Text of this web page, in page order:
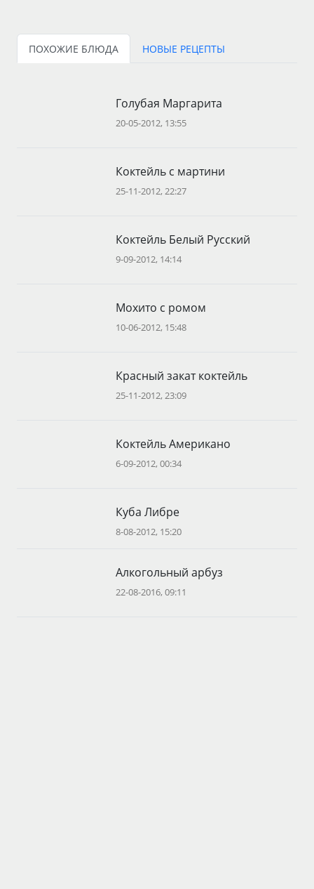
ПОХОЖИЕ БЛЮДА НОВЫЕ РЕЦЕПТЫ
Голубая Маргарита
20-05-2012, 13:55
Коктейль с мартини
25-11-2012, 22:27
Коктейль Белый Русский
9-09-2012, 14:14
Мохито с ромом
10-06-2012, 15:48
Красный закат коктейль
25-11-2012, 23:09
Коктейль Американо
6-09-2012, 00:34
Куба Либре
8-08-2012, 15:20
Алкогольный арбуз
22-08-2016, 09:11